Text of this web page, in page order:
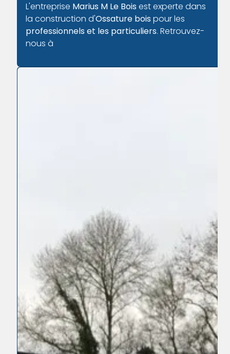
L'entrepriseMarius M Le Boisest experte dans
la construction d'Ossature boispour les
professionnels et les particuliers. Retrouvez-
nous à